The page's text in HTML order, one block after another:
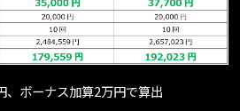
ボーナス加算2万円で算出